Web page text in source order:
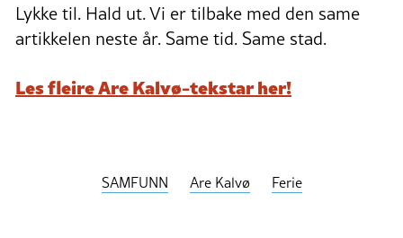
Lykke til. Hald ut. Vi er tilbake med den same
artikkelen neste år. Same tid. Same stad.
Les fleire Are Kalvø-tekstar her!
SAMFUNN Are Kalvø Ferie